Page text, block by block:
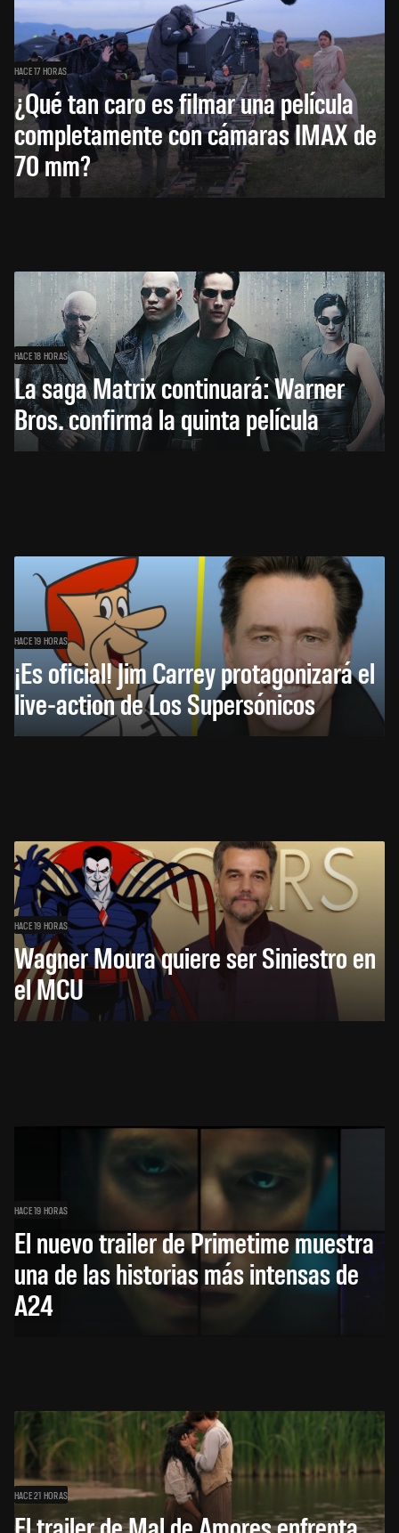
HACE 17 HORAS
¿Qué tan caro es filmar una película
completamente con cámaras IMAX de
70 mm?
HACE 18 HORAS
La saga Matrix continuará: Warner
Bros. confirma la quinta película
HACE 19 HORAS
¡Es oficial! Jim Carrey protagonizará el
live-action de Los Supersónicos
HACE 19 HORAS
Wagner Moura quiere ser Siniestro en
el MCU
HACE 19 HORAS
El nuevo trailer de Primetime muestra
una de las historias más intensas de
A24
HACE 21 HORAS